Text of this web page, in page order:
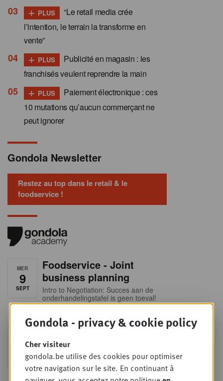
+ PLUS
“Le retail media crée
l’intention, le terrain la transforme en
vente”
+ PLUS
Publicité en magasin : les
franchisés veulent reprendre la main
+ PLUS
Paiement électronique : ces
10 mutations qu’aucun commerçant ne
peut ignorer
Gondola Newsletter
Restez au top dans le retail & le
foodservice !
MER
9
SEPT
Foodservice - Joint
business planning
Intro to Negotiation: Succes aan de
onderhandelingstafel is geen toeval!
15
SEPT
Into Retail - Sold out
Ne manquez pas cette occasion
unique de comprendre en profondeur
le paysage du retail belge. Dans cette
mise à jour essentielle, vous
découvrirez les stratégies des
Gondola - privacy & cookie policy
Cher visiteur
gondola.be utilise des cookies pour optimiser
votre navigation sur le site. En continuant à